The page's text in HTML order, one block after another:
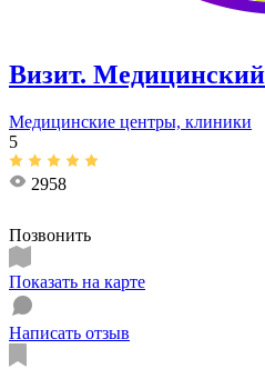
Визит.
Медицинские центры, клиники
5
2958
Позвонить
Показать на карте
Написать отзыв